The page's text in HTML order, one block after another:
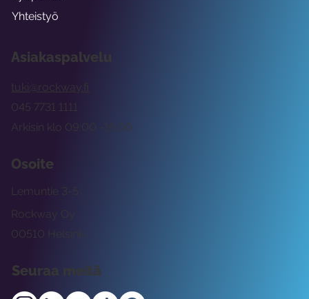
Asiakaspalvelu
tuki@rockway.fi
Arkisin klo 09:00 -15:00
045 7731 1111
Osoite
Rockway Oy
Lemuntie 3-5
00510 Helsinki
Seuraa meitä
Yhteistyö